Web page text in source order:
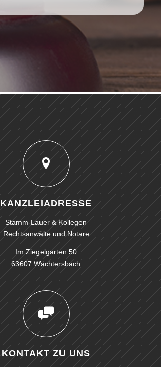
KANZLEIADRESSE
Stamm-Lauer & Kollegen
Rechtsanwälte und Notare
Im Ziegelgarten 50
63607 Wächtersbach
KONTAKT ZU UNS